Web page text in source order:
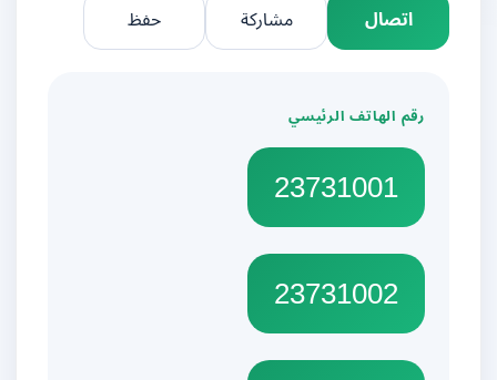
اتصال
مشاركة
رقم الهاتف الرئيسي
23731001
23731002